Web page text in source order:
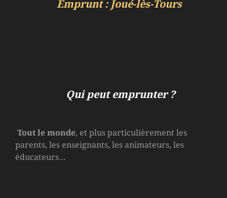
Emprunt : Joué-lès-Tours
Qui peut emprunter ?
Tout le monde, et plus particulièrement les
parents, les enseignants, les animateurs, les
éducateurs…